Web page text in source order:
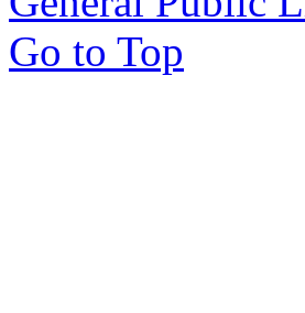
Go to Top